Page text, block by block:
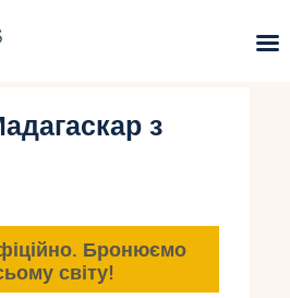
з
Бронюємо
світу!